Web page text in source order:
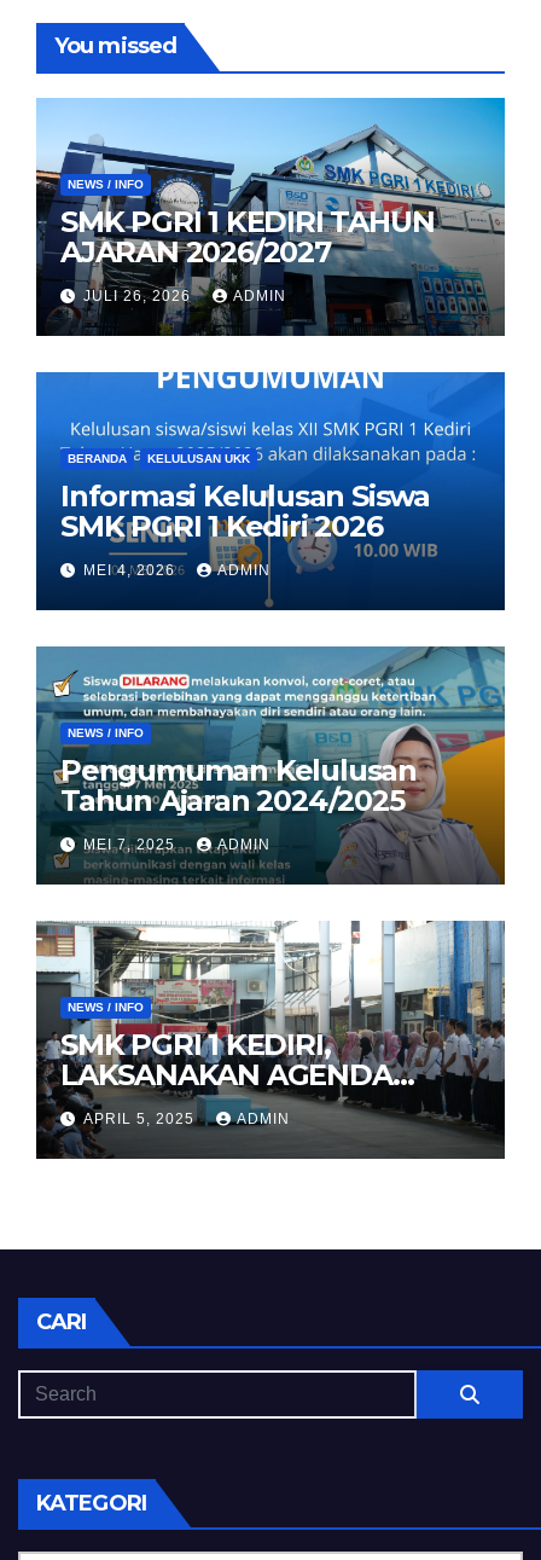
You missed
NEWS / INFO
SMK PGRI 1 KEDIRI TAHUN
AJARAN 2026/2027
JULI 26, 2026 ADMIN
BERANDA KELULUSAN UKK
Informasi Kelulusan Siswa
SMK PGRI 1 Kediri 2026
MEI 4, 2026 ADMIN
NEWS / INFO
Pengumuman Kelulusan
Tahun Ajaran 2024/2025
MEI 7, 2025 ADMIN
NEWS / INFO
SMK PGRI 1 KEDIRI,
LAKSANAKAN AGENDA
HALAL BIHALAL
APRIL 5, 2025 ADMIN
CARI
KATEGORI